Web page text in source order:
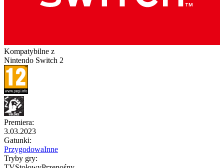
Kompatybilne z
Nintendo Switch 2
Premiera:
3.03.2023
Gatunki:
PrzygodowaInne
Tryby gry: